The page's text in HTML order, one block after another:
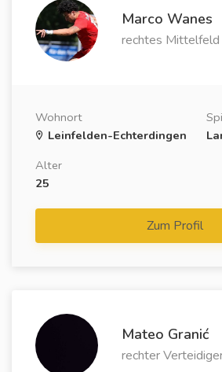
Marco Wanes
rechtes Mittelfeld
Wohnort
Leinfelden-Echterdingen
Alter
25
Zum Profil
Mateo Granić
rechter